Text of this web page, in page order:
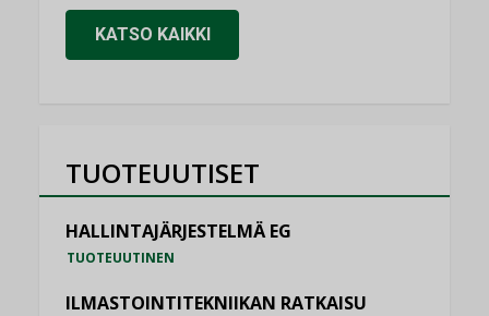
KATSO KAIKKI
TUOTEUUTISET
HALLINTAJÄRJESTELMÄ EG
TUOTEUUTINEN
ILMASTOINTITEKNIIKAN RATKAISU